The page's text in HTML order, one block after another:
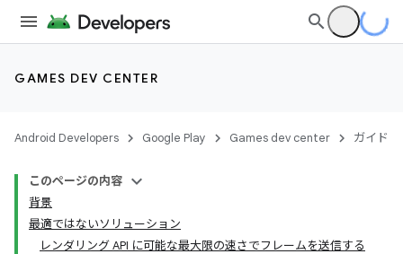
GAMES DEV CENTER
Android Developers Google Play Games dev center ガイド
このページの内容
背景
最適ではないソリューション
レンダリング API に可能な最大限の速さでフレームを送信する